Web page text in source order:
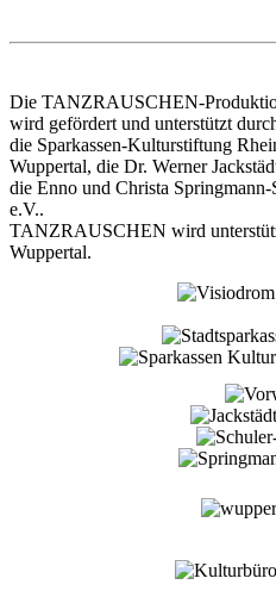
Die TANZRAUSCHEN-
wird gefördert und unterstützt
die Sparkassen-Kulturstiftung
Wuppertal, die Dr. Werner
die Enno und Christa
e.V..
TANZRAUSCHEN wird
Wuppertal.